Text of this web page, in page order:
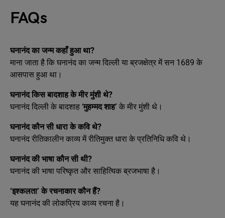
FAQs
घनानंद का जन्म कहाँ हुआ था?
माना जाता है कि घनानंद का जन्म दिल्ली या ब्रजक्षेत्र में सन 1689 के
आसपास हुआ था।
घनानंद किस बादशाह के मीर मुंशी थे?
घनानंद दिल्ली के बादशाह ‘मुहम्मद शाह’ के मीर मुंशी थे।
घनानंद कौन सी धारा के कवि थे?
घनानंद रीतिकालीन काव्य में रीतिमुक्त धारा के प्रतिनिधि कवि थे।
घनानंद की भाषा कौन सी थी?
घनानंद की भाषा परिष्कृत और साहित्यिक ब्रजभाषा है।
‘इश्कलता’ के रचनाकार कौन हैं?
यह घनानंद की लोकप्रिय काव्य रचना है।